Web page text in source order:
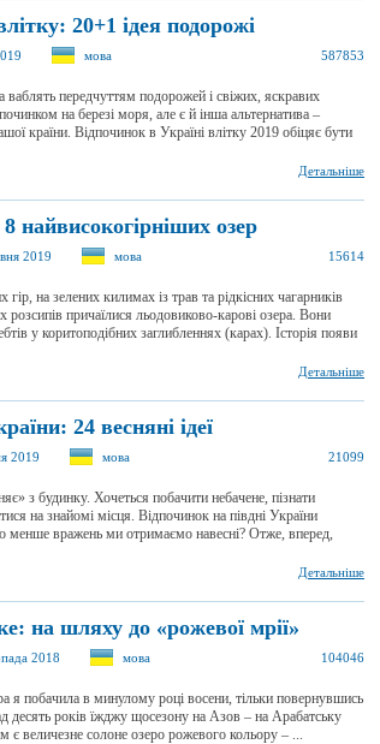
20+1 ідея подорожі
мова 587853
ваблять передчуттям подорожей і свіжих, яскравих
на березі моря, але є й інша альтернатива –
країни. Відпочинок в Україні влітку 2019 обіцяє бути
Детальніше
найвисокогірніших озер
2019 мова 15614
на зелених килимах із трав та рідкісних чагарників
розсипів причаїлися льодовиково-карові озера. Вони
у коритоподібних заглибленнях (карах). Історія появи
Детальніше
24 весняні ідеї
2019 мова 21099
з будинку. Хочеться побачити небачене, пізнати
на знайомі місця. Відпочинок на півдні України
менше вражень ми отримаємо навесні? Отже, вперед,
Детальніше
на шляху до «рожевої мрії»
2018 мова 104046
я побачила в минулому році восени, тільки повернувшись
десять років їжджу щосезону на Азов – на Арабатську
є величезне солоне озеро рожевого кольору – ...